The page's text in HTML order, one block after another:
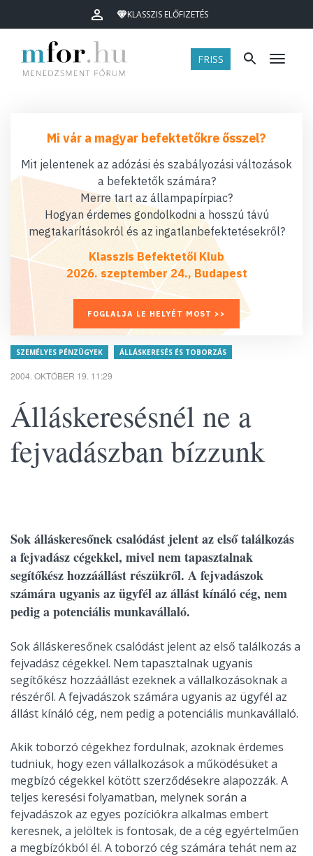
KLASSZIS ELŐFIZETÉS
FRISS Menü
Mi vár a magyar befektetőkre ősszel?
Mit jelentenek az adózási és szabályozási változások
a befektetők számára?
Merre tart az állampapírpiac?
Hogyan érdemes gondolkodni a hosszú távú
megtakarításokról és az ingatlanbefektetésekről?
Klasszis Befektetői Klub
2026. szeptember 24., Budapest
FOGLALJA LE HELYÉT MOST >>
SZEMÉLYES PÉNZÜGYEK ÁLLÁSKERESÉS ÉS TOBORZÁS
2004. OKTÓBER 19. 11:29
Álláskeresésnél ne a
fejvadászban bízzunk
Sok álláskeresőnek csalódást jelent az első találkozás
a fejvadász cégekkel, mivel nem tapasztalnak
segítőkész hozzáállást részükről. A fejvadászok
számára ugyanis az ügyfél az állást kínáló cég, nem
pedig a potenciális munkavállaló.
Sok álláskeresőnek csalódást jelent az első találkozás a
fejvadász cégekkel. Nem tapasztalnak ugyanis
segítőkész hozzáállást ezeknek a vállalkozásoknak a
részéről. A fejvadászok számára ugyanis az ügyfél az
állást kínáló cég, nem pedig a potenciális munkavállaló.
Akik toborzó cégekhez fordulnak, azoknak érdemes
tudniuk, hogy ezen vállalkozások a működésüket a
megbízó cégekkel kötött szerződésekre alapozzák. A
teljes keresési folyamatban, melynek során a
fejvadászok az egyes pozíciókra alkalmas embert
keresnek, a jelöltek is fontosak, de a cég egyértelműen
a megbízókból él. A toborzó cég számára tehát nem az